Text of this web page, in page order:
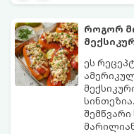
როგორ
ეს
შემწვარი